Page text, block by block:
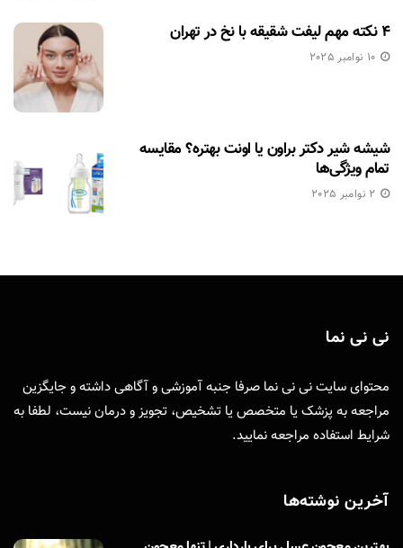
۴ نکته مهم لیفت شقیقه با نخ در تهران
10 نوامبر 2025
شیشه شیر دکتر براون یا اونت بهتره؟ مقایسه
تمام ویژگی‌ها
2 نوامبر 2025
نی نی نما
محتوای سایت نی نی نما صرفا جنبه آموزشی و آگاهی داشته و جایگزین
مراجعه به پزشک یا متخصص یا تشخیص، تجویز و درمان نیست، لطفا به
شرایط استفاده مراجعه نمایید.
آخرین نوشته‌ها